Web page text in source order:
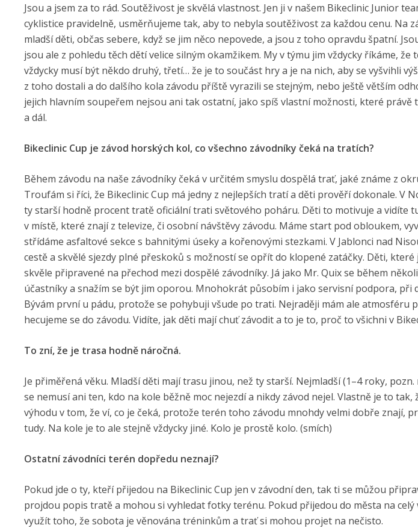
Jsou a jsem za to rád. Soutěživost je skvělá vlastnost. Jen ji v našem Bikeclinic Junior
cyklistice pravidelně, usměrňujeme tak, aby to nebyla soutěživost za každou cenu. Na
mladší děti, občas sebere, když se jim něco nepovede, a jsou z toho opravdu špatní.
jsou ale z pohledu těch dětí velice silným okamžikem. My v týmu jim vždycky říkáme,
vždycky musí být někdo druhý, třetí… že je to součást hry a je na nich, aby se vyšvihli
z toho dostali a do dalšího kola závodu příště vyrazili se stejným, nebo ještě větším
jejich hlavním soupeřem nejsou ani tak ostatní, jako spíš vlastní možnosti, které
a dál.
Bikeclinic Cup je závod horských kol, co všechno závodníky čeká na tratích?
Během závodu na naše závodníky čeká v určitém smyslu dospělá trať, jaké známe z
Troufám si říci, že Bikeclinic Cup má jedny z nejlepších tratí a děti prověří dokonale. V
ty starší hodně procent tratě oficiální trati světového poháru. Děti to motivuje a vidíte
v místě, které znají z televize, či osobní návštěvy závodu. Máme start pod obloukem,
střídáme asfaltové sekce s bahnitými úseky a kořenovými stezkami. V Jablonci nad
cestě a skvělé sjezdy plné přeskoků s možností se opřít do klopené zatáčky. Děti,
skvěle připravené na přechod mezi dospělé závodníky. Já jako Mr. Quix se během
účastníky a snažím se být jim oporou. Mnohokrát působím i jako servisní podpora, při
Bývám první u pádu, protože se pohybuji všude po trati. Nejraději mám ale atmosféru
hecujeme se do závodu. Vidíte, jak děti mají chuť závodit a to je to, proč to všichni v
To zní, že je trasa hodně náročná.
Je přiměřená věku. Mladší děti mají trasu jinou, než ty starší. Nejmladší (1–4 roky,
se nemusí ani ten, kdo na kole běžně moc nejezdí a nikdy závod nejel. Vlastně je to
výhodu v tom, že ví, co je čeká, protože terén toho závodu mnohdy velmi dobře znají,
tudy. Na kole je to ale stejně vždycky jiné. Kolo je prostě kolo. (smích)
Ostatní závodníci terén dopředu neznají?
Pokud jde o ty, kteří přijedou na Bikeclinic Cup jen v závodní den, tak ti se můžou
projdou popis tratě a mohou si vyhledat fotky terénu. Pokud přijedou do města na
využít toho, že sobota je věnována tréninkům a trať si mohou projet na nečisto.